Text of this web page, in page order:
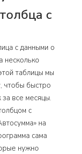
с
с данными о
несколько
таблицы мы
чтобы быстро
все месяцы.
с
на
сама
нужно